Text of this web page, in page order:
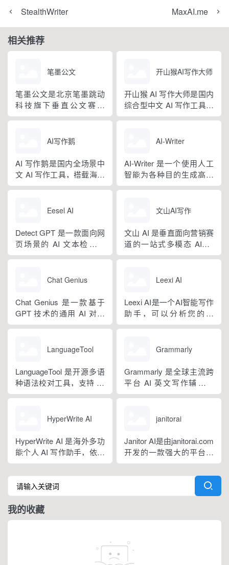
StealthWriter MaxAI.me
相关推荐
笔墨公文
笔墨公文是北京笔墨跳动
科技旗下垂直公文赛道
AIGC 创作平台，深耕体
量标准公文语料训练专属
生成、全维度智能校对、
范文库、实时更新素材
库、标准化公文模板五大
撰写、文稿合...
开山猴AI写作大师
开山猴 AI 写作大师是国内
综合型中文 AI 写作工具，
融合二十年专业内容创作
法，大幅降低 AI 使用门
即可产出高质量文稿。平
台覆盖 20 余个行业领域、
279 种写作体裁，配备 20
AI写作鹅
AI 写作鹅是国内全场景中
文 AI 写作工具，搭载海量
细分写作模板，覆盖办公
视频、新媒体、文学创
场景，集成伪原创改写、
图生文、多语言翻译、
PPT 大纲生成等通用能
AI-Writer
AI-Writer 是一个使用人工
智能为各种目的生成高质
量和相关内容的平台。无
章、产品描述、登录页面
Eesel AI
Detect GPT 是一款面向网
页场景的 AI 文本检测工
具，以浏览器插件形态为
网页文字，甄别 GPT 系列
坦福零样本概率曲率检测
技术，无需针对新模型重
新训练，操作简单、无需
文山AI写作
文山 AI 是垂直面向营销赛
道的一站式多模态 AIGC
工具，主打图文一体化生
习用户创作风格，适配新
传等各类营销文体。内置
十大类海量行业模板，覆
盖超 99% 营销业务场景，
Chat Genius
Chat Genius 是一款基于
GPT 技术的通用 AI 对话
应用，依托大模型自然语
交互，支持自定义专属个
询、内容创作、生活事务
辅助等场景。产品采用金
币激励体系，用户可通过
Leexi AI
Leexi AI是一个AI智能写作
助手，可以分析您的文
本，提供有关如何改进文
纠正语法、拼写和标点符
LanguageTool
LanguageTool 是开源多语
种语法校对工具，支持 30
余种语言与方言检测，覆
语种，区分六大英语地域
法纠错外，还可校验标
点、大小写、语句冗余问
题，附带 AI 句子改写功
Grammarly
Grammarly 是全球主流跨
平台 AI 英文写作辅助工
具，提供免费基础版本，
搭载 GrammarlyGO 智能
AI 生成、抄袭检测、引文
排版、团队文风统一功能
于一体。覆盖客户端、浏
HyperWrite AI
HyperWrite AI 是海外多功
能个人 AI 写作助手，依托
大语言模型打造全场景文
字处理工具，内置上百种
写作功能，支持原生网页
编辑器与 Chrome 浏览器
插件，可在任意网页实时
调用 AI。覆盖内容生成、
janitorai
Janitor AI是由janitorai.com
开发的一款强大的平台，
允许用户创建具有不同个
性的NSFW虚构聊天机器
人角色。该平台由大型语
言模型驱动，包括OpenAI
我的收藏